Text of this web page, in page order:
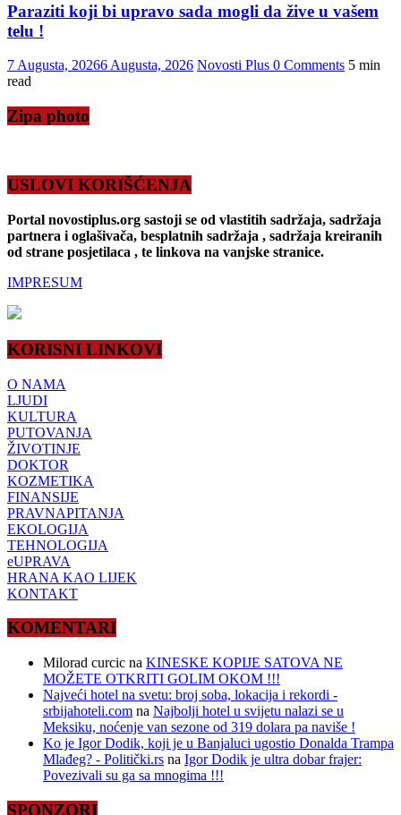
Paraziti koji bi upravo sada mogli da žive u vašem
telu !
7 Augusta, 20266 Augusta, 2026 Novosti Plus 0 Comments 5 min
read
Zipa photo
USLOVI KORIŠĆENJA
Portal novostiplus.org sastoji se od vlastitih sadržaja, sadržaja
partnera i oglašivača, besplatnih sadržaja , sadržaja kreiranih
od strane posjetilaca , te linkova na vanjske stranice.
IMPRESUM
KORISNI LINKOVI
O NAMA
LJUDI
KULTURA
PUTOVANJA
ŽIVOTINJE
DOKTOR
KOZMETIKA
FINANSIJE
PRAVNAPITANJA
EKOLOGIJA
TEHNOLOGIJA
eUPRAVA
HRANA KAO LIJEK
KONTAKT
KOMENTARI
Milorad curcic na KINESKE KOPIJE SATOVA NE
MOŽETE OTKRITI GOLIM OKOM !!!
Najveći hotel na svetu: broj soba, lokacija i rekordi -
srbijahoteli.com na Najbolji hotel u svijetu nalazi se u
Meksiku, noćenje van sezone od 319 dolara pa naviše !
Ko je Igor Dodik, koji je u Banjaluci ugostio Donalda Trampa
Mlađeg? - Politički.rs na Igor Dodik je ultra dobar frajer:
Povezivali su ga sa mnogima !!!
SPONZORI